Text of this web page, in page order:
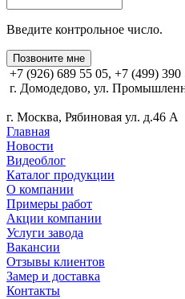
Введите контрольное число.
Позвоните мне
+7 (926) 689 55 05, +7 (499)
г. Домодедово, ул.
г. Москва, Рябиновая ул. д.46 А
Главная
Новости
Видеоблог
Каталог продукции
О компании
Примеры работ
Акции компании
Услуги завода
Вакансии
Отзывы клиентов
Замер и доставка
Контакты